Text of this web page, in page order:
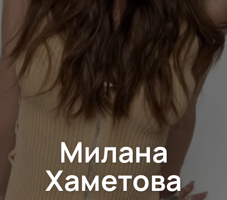
Милана
Хаметова